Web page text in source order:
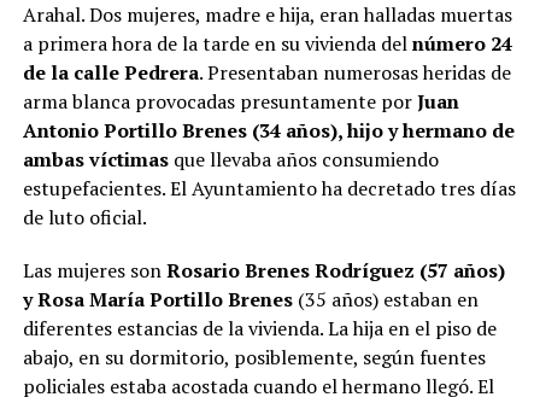
Arahal. Dos mujeres, madre e hija, eran halladas muertas
a primera hora de la tarde en su vivienda delnúmero 24
de la calle Pedrera. Presentaban numerosas heridas de
arma blanca provocadas presuntamente porJuan
Antonio Portillo Brenes (34 años), hijo y hermano de
ambas víctimasque llevaba años consumiendo
estupefacientes. El Ayuntamiento ha decretado tres días
de luto oficial.
Las mujeres sonRosario Brenes Rodríguez (57 años)
y Rosa María Portillo Brenes(35 años) estaban en
diferentes estancias de la vivienda. La hija en el piso de
abajo, en su dormitorio, posiblemente, según fuentes
policiales estaba acostada cuando el hermano llegó. El